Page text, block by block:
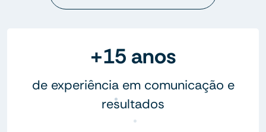
+15 anos
de experiência em comunicação e
resultados